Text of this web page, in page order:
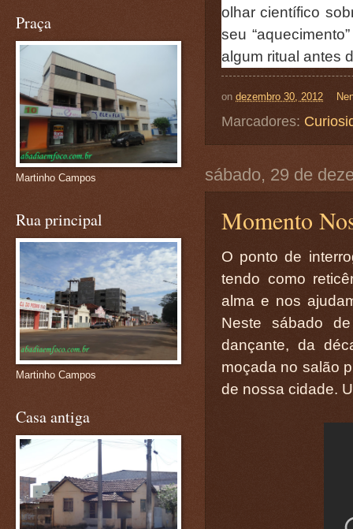
olhar científico
seu
algum ritual antes
on dezembro 30, 2012
Marcadores:
sábado, 29 de
Momento
O ponto de
tendo como
alma e nos
Neste sábado
dançante, da
moçada no salão
de nossa cidade.
Praça
Martinho Campos
Rua principal
Martinho Campos
Casa antiga